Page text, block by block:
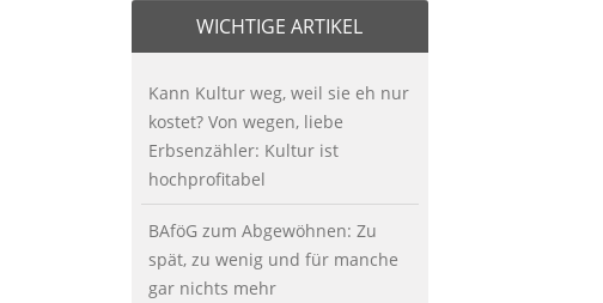
WICHTIGE ARTIKEL
Kann Kultur weg, weil sie eh nur
kostet? Von wegen, liebe
Erbsenzähler: Kultur ist
hochprofitabel
BAföG zum Abgewöhnen: Zu
spät, zu wenig und für manche
gar nichts mehr